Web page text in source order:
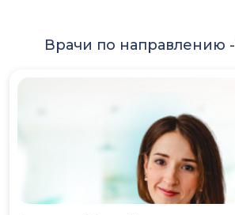
Врачи по направлению -